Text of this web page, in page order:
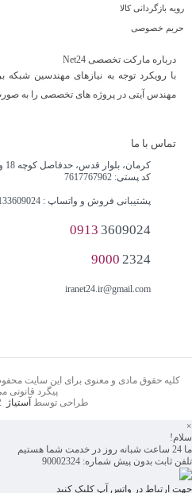
رویه بازگردانی کالا
حریم خصوصی
درباره مارکت تخصصی Net24
با رویکرد توجه به نیازهای مهندسین شبکه
مهندس آیتی در پروژه های تخصصی را به
تماس با ما
کرمان، بلوار قدس، حدفاصل کوچه 18 و 20
کد پستی: 7617767962
پشتیبانی فروش و واتساپ : 09133609024
0913 3609024
9000 2324
iranet24.ir@gmail.com
کلیه حقوق مادی و معنوی برای این سایت
پیگرد قانونی
طراحی توسطآستیاژ
×
سلام!
ما 24 ساعت شبانه روز در خدمت شما هستیم
تلفن ثابت بدون پیش شماره: 90002324
جهت ارتباط در واتس آپ کلیک کنید